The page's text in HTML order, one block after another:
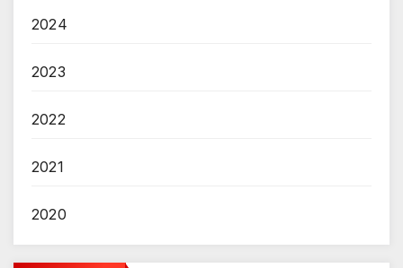
2024
2023
2022
2021
2020